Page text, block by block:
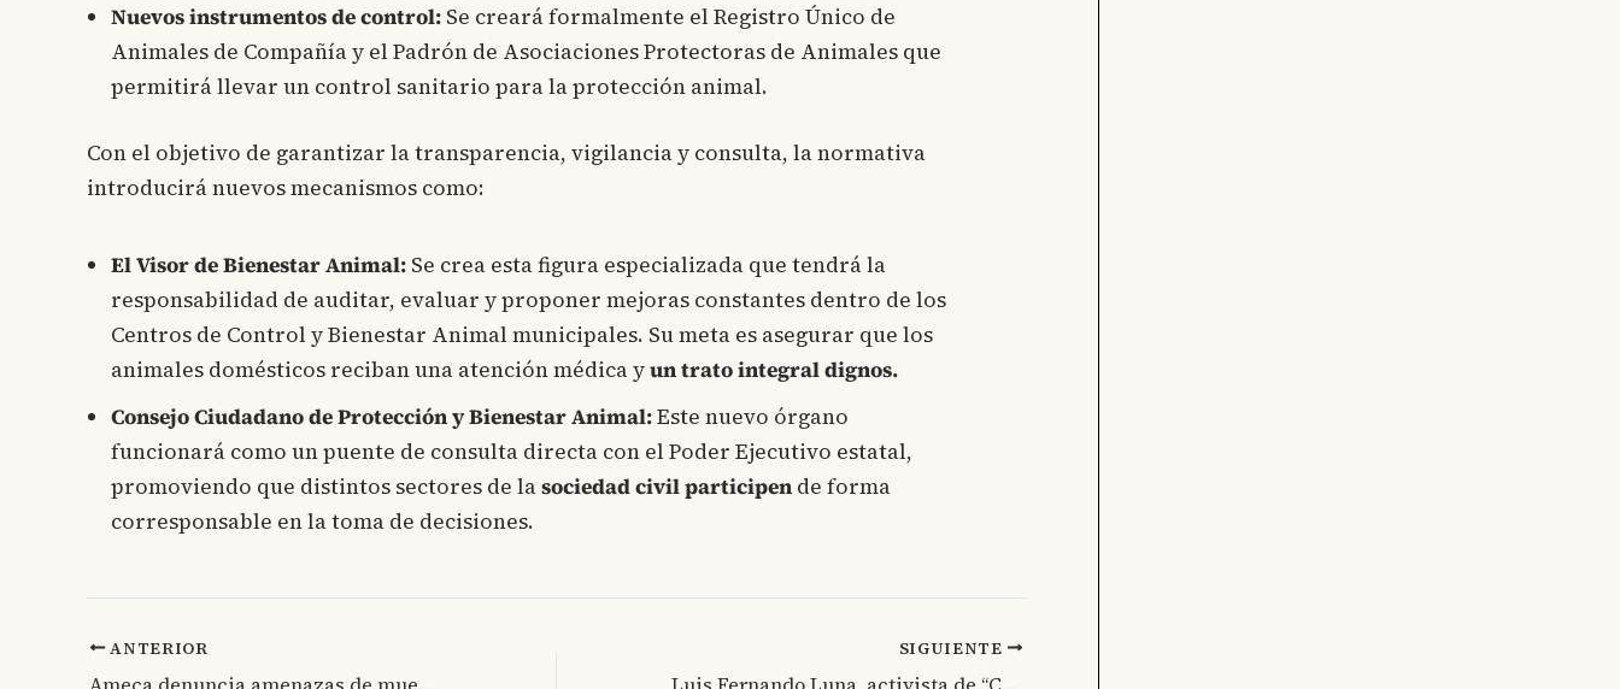
Nuevos instrumentos de control: Se creará formalmente el Registro Único de
Animales de Compañía y el Padrón de Asociaciones Protectoras de Animales que
permitirá llevar un control sanitario para la protección animal.
Con el objetivo de garantizar la transparencia, vigilancia y consulta, la normativa
introducirá nuevos mecanismos como:
El Visor de Bienestar Animal: Se crea esta figura especializada que tendrá la
responsabilidad de auditar, evaluar y proponer mejoras constantes dentro de los
Centros de Control y Bienestar Animal municipales. Su meta es asegurar que los
animales domésticos reciban una atención médica yun trato integral dignos.
Consejo Ciudadano de Protección y Bienestar Animal:Este nuevo órgano
funcionará como un puente de consulta directa con el Poder Ejecutivo estatal,
promoviendo que distintos sectores de lasociedad civil participen de forma
corresponsable en la toma de decisiones.
ANTERIOR SIGUIENTE